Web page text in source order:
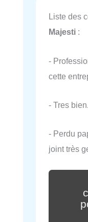
Liste des
Majesti :
-
cette
- Tres bien.
- Perdu
joint très